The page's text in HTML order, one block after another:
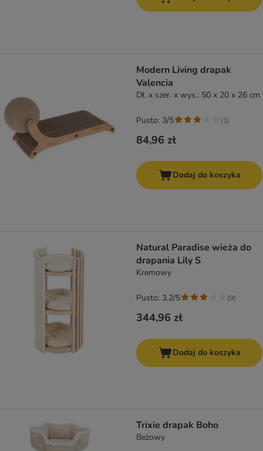
Modern Living drapak
Valencia
Dł. x szer. x wys.: 50 x 20 x 26 cm
84,96 zł
Pusto: 3/5 (1)
Dodaj do koszyka
Natural Paradise wieża do
drapania Lily S
Kremowy
344,96 zł
Pusto: 3.2/5 (9)
Dodaj do koszyka
Trixie drapak Boho
Beżowy